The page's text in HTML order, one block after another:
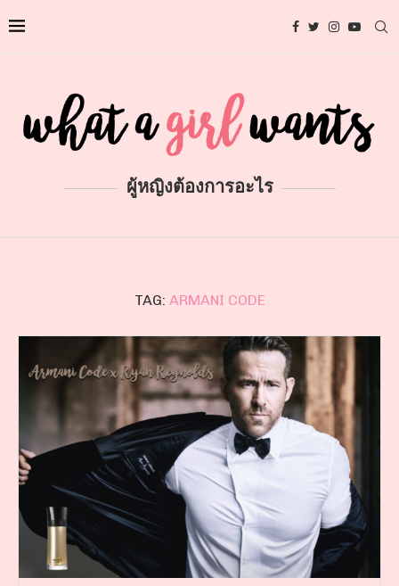
ผู้หญิงต้องการอะไร
TAG: ARMANI CODE